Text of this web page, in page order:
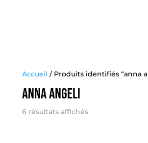
Accueil / Produits identifiés “anna
anna angeli
6 résultats affichés